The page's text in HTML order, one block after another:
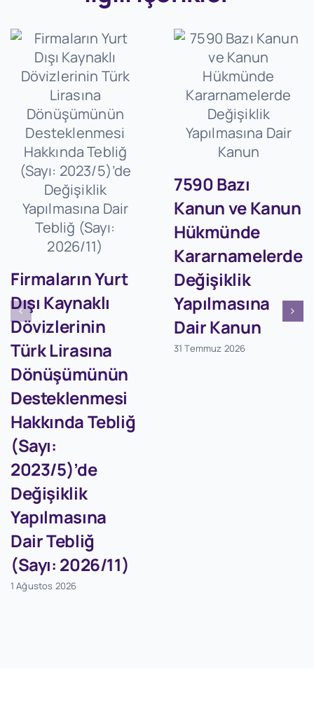
Firmaların Yurt
Dışı Kaynaklı
Dövizlerinin
Türk Lirasına
Dönüşümünün
Desteklenmesi
Hakkında Tebliğ
(Sayı:
2023/5)’de
Değişiklik
Yapılmasına
Dair Tebliğ
(Sayı: 2026/11)
1 Ağustos 2026
7590 Bazı
Kanun ve Kanun
Hükmünde
Kararnamelerde
Değişiklik
Yapılmasına
Dair Kanun
31 Temmuz 2026